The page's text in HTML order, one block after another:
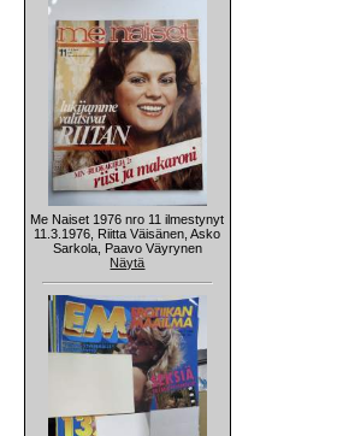
Me Naiset 1976 nro 11 ilmestynyt
11.3.1976, Riitta Väisänen, Asko
Sarkola, Paavo Väyrynen
Näytä